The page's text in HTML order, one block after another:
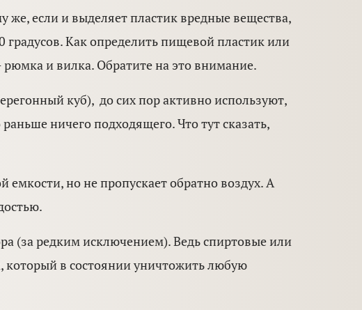
если и выделяет пластик вредные вещества,
градусов. Как определить пищевой пластик или
и вилка. Обратите на это внимание.
куб), до сих пор активно используют,
ничего подходящего. Что тут сказать,
емкости, но не пропускает обратно воздух. А
(за редким исключением). Ведь спиртовые или
который в состоянии уничтожить любую